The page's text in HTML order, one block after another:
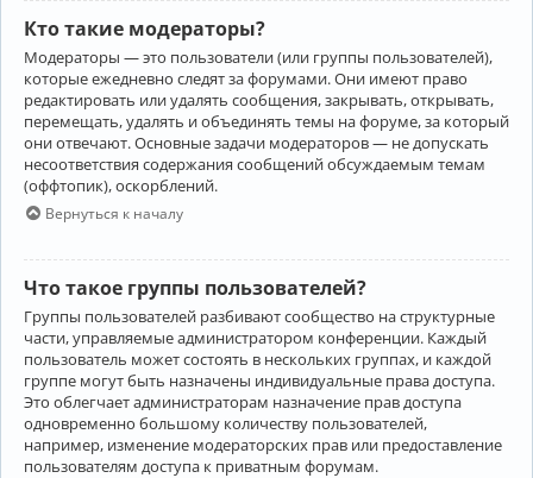
Кто такие модераторы?
Модераторы — это пользователи (или группы пользователей),
которые ежедневно следят за форумами. Они имеют право
редактировать или удалять сообщения, закрывать, открывать,
перемещать, удалять и объединять темы на форуме, за который
они отвечают. Основные задачи модераторов — не допускать
несоответствия содержания сообщений обсуждаемым темам
(оффтопик), оскорблений.
Вернуться к началу
Что такое группы пользователей?
Группы пользователей разбивают сообщество на структурные
части, управляемые администратором конференции. Каждый
пользователь может состоять в нескольких группах, и каждой
группе могут быть назначены индивидуальные права доступа.
Это облегчает администраторам назначение прав доступа
одновременно большому количеству пользователей,
например, изменение модераторских прав или предоставление
пользователям доступа к приватным форумам.